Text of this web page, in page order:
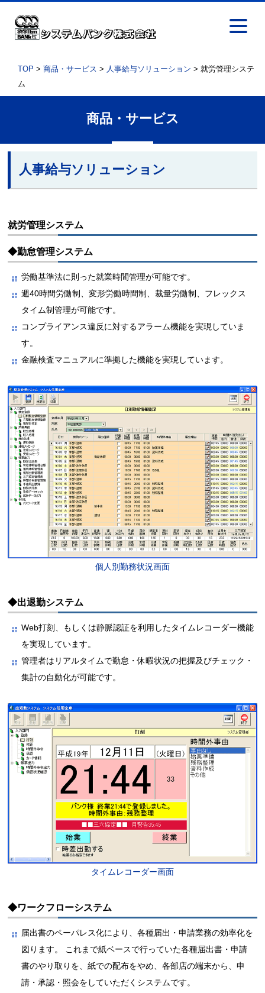
TOP > 商品・サービス > 人事給与ソリューション > 就労管理システ
ム
商品・サービス
人事給与ソリューション
就労管理システム
◆勤怠管理システム
労働基準法に則った就業時間管理が可能です。
週40時間労働制、変形労働時間制、裁量労働制、フレックス
タイム制管理が可能です。
コンプライアンス違反に対するアラーム機能を実現していま
す。
金融検査マニュアルに準拠した機能を実現しています。
個人別勤務状況画面
◆出退勤システム
Web打刻、もしくは静脈認証を利用したタイムレコーダー機能
を実現しています。
管理者はリアルタイムで勤怠・休暇状況の把握及びチェック・
集計の自動化が可能です。
タイムレコーダー画面
◆ワークフローシステム
届出書のペーパレス化により、各種届出・申請業務の効率化を
図ります。 これまで紙ベースで行っていた各種届出書・申請
書のやり取りを、紙での配布をやめ、各部店の端末から、申
請・承認・照会をしていただくシステムです。